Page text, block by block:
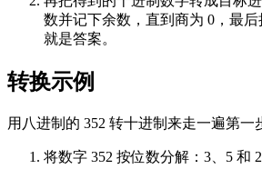
数并记下余数，直到商为 0，最后
就是答案。
转换示例
用八进制的 352 转十进制来走一遍第一
将数字 352 按位数分解：3、5 和 2